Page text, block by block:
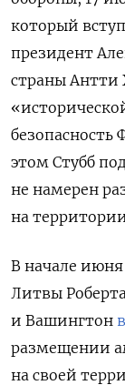
который
президент
страны Антти
этом Стубб
не намерен
на
В начале
Литвы
и Вашингтон
размещении
на своей